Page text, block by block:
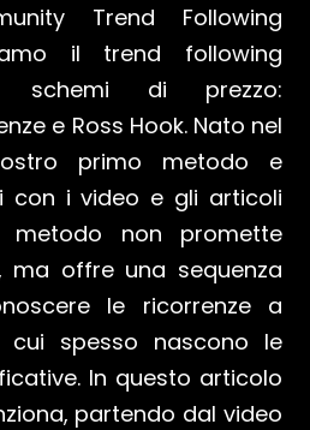
Trend Following
il trend following
schemi di prezzo:
e Ross Hook. Nato nel
primo metodo e
con i video e gli articoli
metodo non promette
ma offre una sequenza
le ricorrenze a
spesso nascono le
In questo articolo
partendo dal video